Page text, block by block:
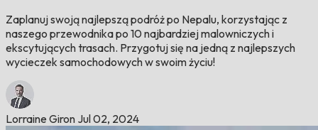
Zaplanuj swoją najlepszą podróż po Nepalu, korzystając z
naszego przewodnika po 10 najbardziej malowniczych i
ekscytujących trasach. Przygotuj się na jedną z najlepszych
wycieczek samochodowych w swoim życiu!
Lorraine Giron Jul 02, 2024